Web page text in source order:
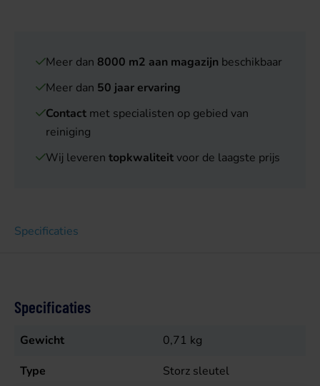
Meer dan 8000 m2 aan magazijn beschikbaar
Meer dan 50 jaar ervaring
Contact met specialisten op gebied van
reiniging
Wij leveren topkwaliteit voor de laagste prijs
Specificaties
Specificaties
Gewicht 0,71 kg
Type
Storz sleutel